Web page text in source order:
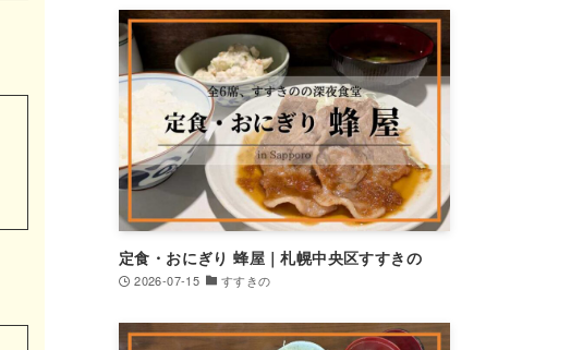
定食・おにぎり 蜂屋｜札幌中央区すすきの
2026-07-15 すすきの